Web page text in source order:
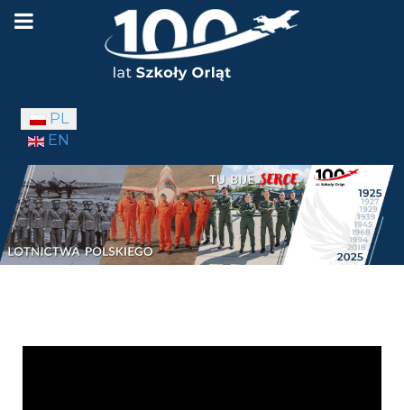
Wybierz swój język
PL
EN